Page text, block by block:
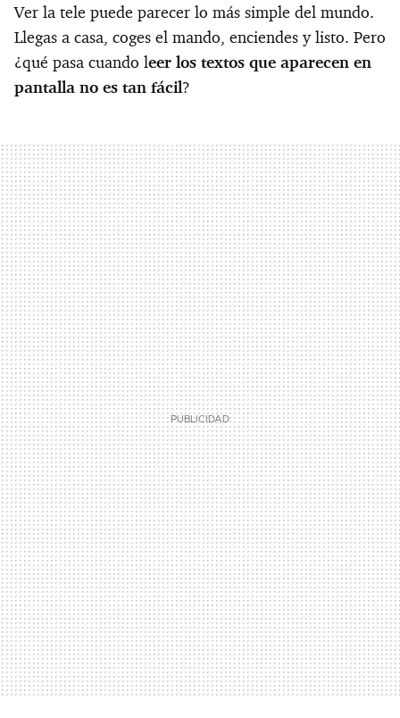
Ver la tele puede parecer lo más simple del mundo.
Llegas a casa, coges el mando, enciendes y listo. Pero
¿qué pasa cuando leer los textos que aparecen en
pantalla no es tan fácil?